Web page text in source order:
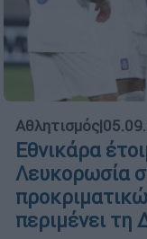
Αθλητισμός|
Εθνικάρα
Λευκορωσία
περιμένει τη